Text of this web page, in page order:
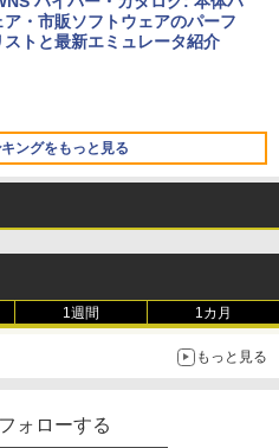
インチ 16GBメモリ 512GB
テル Core 5
トパソコン WE1-K3 (MS 365 P
キー搭載/Win 11/15.6型/
SSD 512GB/ホワイト) FM
版 | Minecraft (マインクラフ
& Bedrock Edition | オンライ
ア・市販ソフトウェアのパーフ
ストと最新エミュレータ紹介
ングをもっと見る
スプレイ、色調調節ライト、12
バッテリー、広告なし、ブラッ
Kindle - 目に優しい、かさばら
な画面で読みやすい、6週間持
1週間 1カ月
もっと見る
ォローする